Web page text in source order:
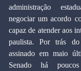
administração
negociar um acordo
capaz de atender aos
paulista. Por trás do
assinado em maio
Senado há